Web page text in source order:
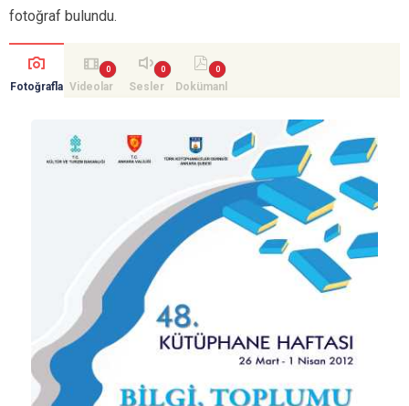
fotoğraf bulundu.
Fotoğrafla Videolar Sesler
Dokümanl